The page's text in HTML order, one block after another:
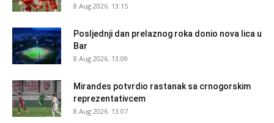
8 Aug 2026. 13:15
Posljednji dan prelaznog roka donio nova lica u
Bar
8 Aug 2026. 13:09
Mirandes potvrdio rastanak sa crnogorskim
reprezentativcem
8 Aug 2026. 13:07